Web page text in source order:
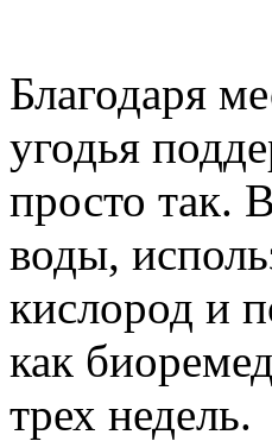
Благодаря
угодья
просто так.
воды,
кислород и
как
трех недель.